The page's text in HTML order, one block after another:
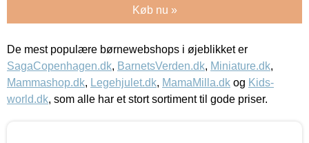
Køb nu »
De mest populære børnewebshops i øjeblikket er
SagaCopenhagen.dk, BarnetsVerden.dk, Miniature.dk,
Mammashop.dk, Legehjulet.dk, MamaMilla.dk og Kids-
world.dk, som alle har et stort sortiment til gode priser.